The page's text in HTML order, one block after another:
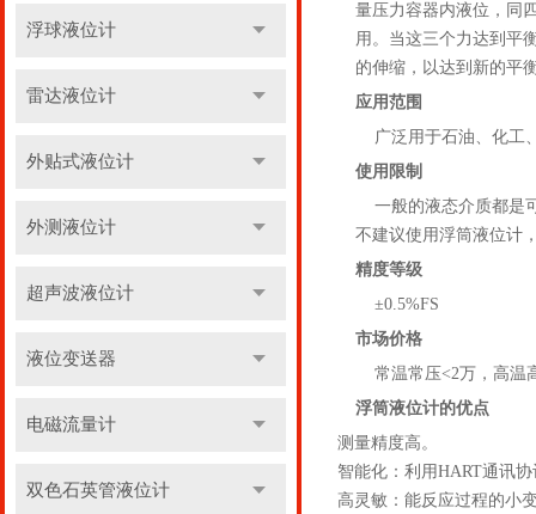
浮球液位计
雷达液位计
外贴式液位计
外测液位计
超声波液位计
液位变送器
电磁流量计
双色石英管液位计
量压力容器内液位，同
用。当这三个力达到平
的伸缩，以达到新的平
应用范围
广泛用于石油、化工
使用限制
一般的液态介质都是
不建议使用浮筒液位计
精度等级
±0.5%FS
市场价格
常温常压<2万，高温
浮筒液位计的优点
测量精度高。
智能化：利用HART通讯
高灵敏：能反应过程的小